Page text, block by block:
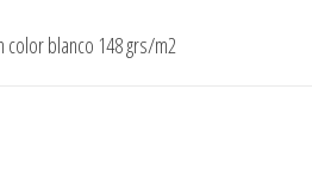
color blanco 148 grs/m2